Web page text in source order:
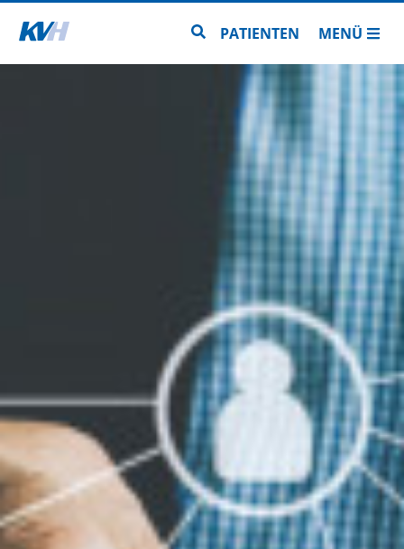
Zur Startseite Zur Seitensuche
PATIENTEN MENÜ